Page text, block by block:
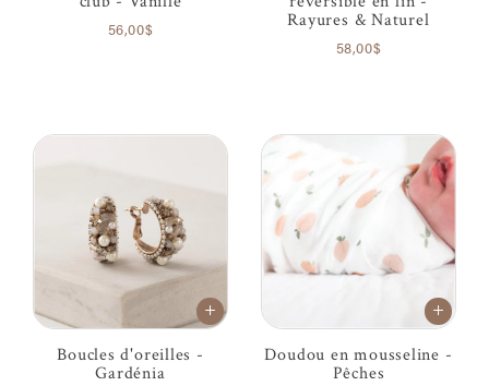
56,00$
Rayures & Naturel
58,00$
Boucles d'oreilles -
Gardénia
Doudou en mousseline -
Pêches